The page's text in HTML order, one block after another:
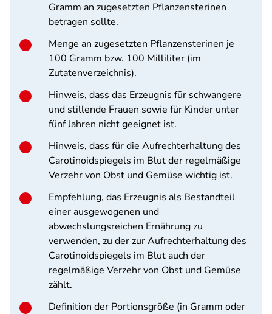
Gramm an zugesetzten Pflanzensterinen
betragen sollte.
Menge an zugesetzten Pflanzensterinen je
100 Gramm bzw. 100 Milliliter (im
Zutatenverzeichnis).
Hinweis, dass das Erzeugnis für schwangere
und stillende Frauen sowie für Kinder unter
fünf Jahren nicht geeignet ist.
Hinweis, dass für die Aufrechterhaltung des
Carotinoidspiegels im Blut der regelmäßige
Verzehr von Obst und Gemüse wichtig ist.
Empfehlung, das Erzeugnis als Bestandteil
einer ausgewogenen und
abwechslungsreichen Ernährung zu
verwenden, zu der zur Aufrechterhaltung des
Carotinoidspiegels im Blut auch der
regelmäßige Verzehr von Obst und Gemüse
zählt.
Definition der Portionsgröße (in Gramm oder